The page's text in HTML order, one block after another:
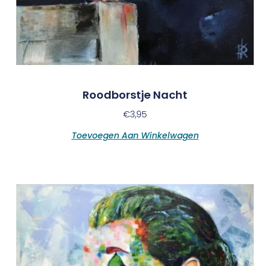
Roodborstje Nacht
€3,95
Toevoegen Aan Winkelwagen